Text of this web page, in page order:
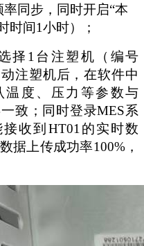
同步，同时开启“本
时间1小时）；
择 1台注塑机（编号
注塑机后，在软件中
温度、压力等参数与
致；同时登录MES系
收到HT01的实时数
据上传成功率100%，